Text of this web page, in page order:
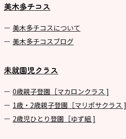
美木多チコス
美⽊多チコスについて
美⽊多チコスブログ
未就園児クラス
0歳親子登園［マカロンクラス ]
1歳・2歳親子登園［マリポサクラス ]
2歳児ひとり登園［ゆず組 ]